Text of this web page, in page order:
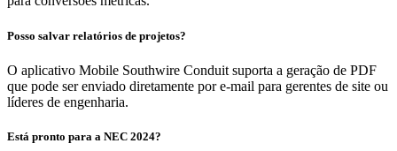
Posso salvar relatórios de projetos?
O aplicativo Mobile Southwire Conduit suporta a geração de PDF
que pode ser enviado diretamente por e-mail para gerentes de site ou
líderes de engenharia.
Está pronto para a NEC 2024?